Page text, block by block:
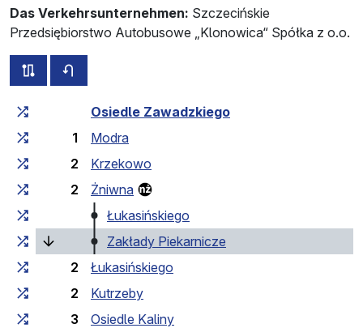
Das Verkehrsunternehmen: Szczecińskie
Przedsiębiorstwo Autobusowe „Klonowica“ Spółka z o.o.
alle Strecken dieser Linie
Fahrtzeit zunehmend Fahrtzeit zwischen den
Osiedle Zawadzkiego
1
Modra
2
Krzekowo
2
Żniwna
Łukasińskiego
Zakłady Piekarnicze
2
Łukasińskiego
2
Kutrzeby
3
Osiedle Kaliny